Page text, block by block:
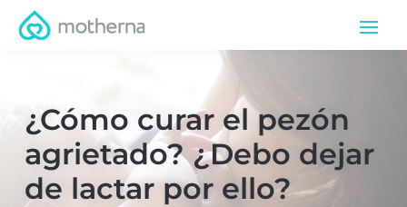
¿Cómo curar el pezón
agrietado? ¿Debo dejar
de lactar por ello?